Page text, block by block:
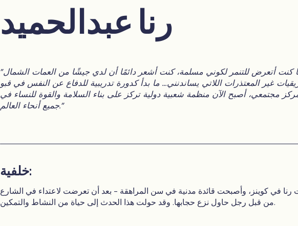
رنا عبدالحميد
"عندما كنت أتعرض للتنمر لكوني مسلمة، كنت أشعر دائمًا أن لدي جيشًا من العمات الشمال
غير المعتذرات اللاتي يساندنني... ما بدأ كدورة تدريبية للدفاع عن النفس في قبو
مجتمعي، أصبح الآن منظمة شعبية دولية تركز على بناء السلامة والقوة للنساء في
جميع أنحاء العالم."
خلفية:
رنا في كوينز، وأصبحت قائدة مدنية في سن المراهقة - بعد أن تعرضت لاعتداء في الشارع
من قبل رجل حاول نزع حجابها. وقد حولت هذا الحدث إلى حياة من النشاط والتمكين.